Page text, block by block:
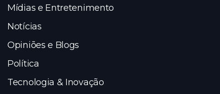
Mídias e Entretenimento
Notícias
Opiniões e Blogs
Política
Tecnologia & Inovação